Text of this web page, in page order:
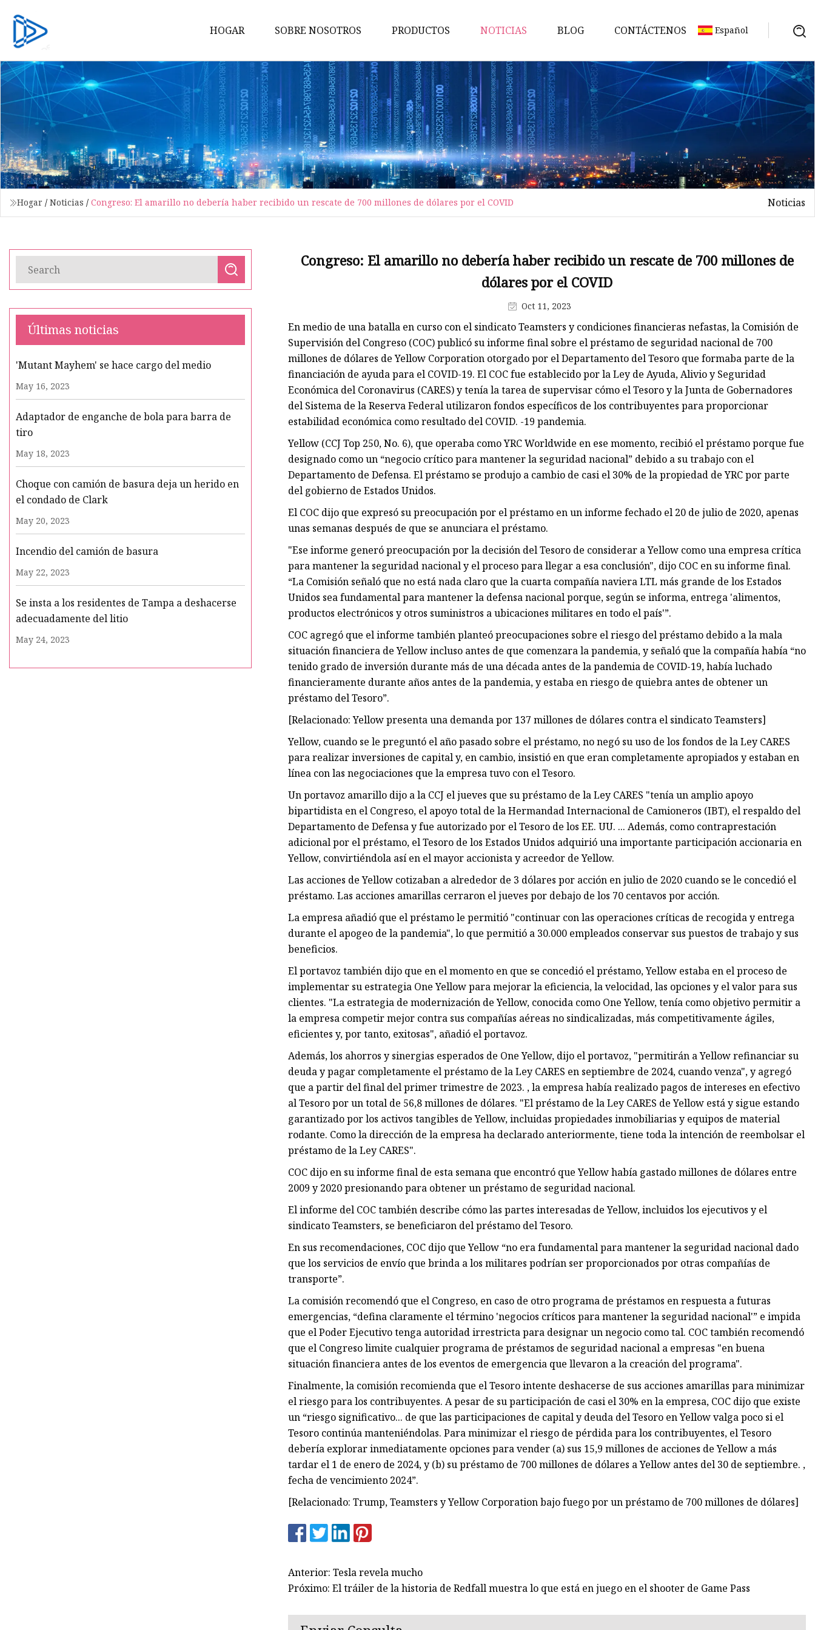
HOGAR SOBRE NOSOTROS PRODUCTOS
Vehículo de saneamiento
Remolque de
camión/semirremolque
Camión de agua
Remolque volcado
Camión barredor
Camión de la basura
Semirremolque de plataforma
Camión de succión de aguas
Semirremolque esqueleto
Semirremolque de plataforma
plana
NOTICIAS BLOG CONTÁCTENOS Español
Hogar / Noticias / Congreso: El amarillo no debería haber recibido un rescate de 700 millones de dólares por el COVID Noticias
Últimas noticias
'Mutant Mayhem' se hace cargo del medio
May 16, 2023
Adaptador de enganche de bola para barra de
tiro
May 18, 2023
Choque con camión de basura deja un herido en
el condado de Clark
May 20, 2023
Incendio del camión de basura
May 22, 2023
Se insta a los residentes de Tampa a deshacerse
adecuadamente del litio
May 24, 2023
Congreso: El amarillo no debería haber recibido un rescate de 700 millones de
dólares por el COVID
Oct 11, 2023
En medio de una batalla en curso con el sindicato Teamsters y condiciones financieras nefastas, la Comisión de
Supervisión del Congreso (COC) publicó su informe final sobre el préstamo de seguridad nacional de 700
millones de dólares de Yellow Corporation otorgado por el Departamento del Tesoro que formaba parte de la
financiación de ayuda para el COVID-19. El COC fue establecido por la Ley de Ayuda, Alivio y Seguridad
Económica del Coronavirus (CARES) y tenía la tarea de supervisar cómo el Tesoro y la Junta de Gobernadores
del Sistema de la Reserva Federal utilizaron fondos específicos de los contribuyentes para proporcionar
estabilidad económica como resultado del COVID. -19 pandemia.
Yellow (CCJ Top 250, No. 6), que operaba como YRC Worldwide en ese momento, recibió el préstamo porque fue
designado como un “negocio crítico para mantener la seguridad nacional” debido a su trabajo con el
Departamento de Defensa. El préstamo se produjo a cambio de casi el 30% de la propiedad de YRC por parte
del gobierno de Estados Unidos.
El COC dijo que expresó su preocupación por el préstamo en un informe fechado el 20 de julio de 2020, apenas
unas semanas después de que se anunciara el préstamo.
"Ese informe generó preocupación por la decisión del Tesoro de considerar a Yellow como una empresa crítica
para mantener la seguridad nacional y el proceso para llegar a esa conclusión", dijo COC en su informe final.
“La Comisión señaló que no está nada claro que la cuarta compañía naviera LTL más grande de los Estados
Unidos sea fundamental para mantener la defensa nacional porque, según se informa, entrega 'alimentos,
productos electrónicos y otros suministros a ubicaciones militares en todo el país'”.
COC agregó que el informe también planteó preocupaciones sobre el riesgo del préstamo debido a la mala
situación financiera de Yellow incluso antes de que comenzara la pandemia, y señaló que la compañía había “no
tenido grado de inversión durante más de una década antes de la pandemia de COVID-19, había luchado
financieramente durante años antes de la pandemia, y estaba en riesgo de quiebra antes de obtener un
préstamo del Tesoro”.
[Relacionado: Yellow presenta una demanda por 137 millones de dólares contra el sindicato Teamsters]
Yellow, cuando se le preguntó el año pasado sobre el préstamo, no negó su uso de los fondos de la Ley CARES
para realizar inversiones de capital y, en cambio, insistió en que eran completamente apropiados y estaban en
línea con las negociaciones que la empresa tuvo con el Tesoro.
Un portavoz amarillo dijo a la CCJ el jueves que su préstamo de la Ley CARES "tenía un amplio apoyo
bipartidista en el Congreso, el apoyo total de la Hermandad Internacional de Camioneros (IBT), el respaldo del
Departamento de Defensa y fue autorizado por el Tesoro de los EE. UU. ... Además, como contraprestación
adicional por el préstamo, el Tesoro de los Estados Unidos adquirió una importante participación accionaria en
Yellow, convirtiéndola así en el mayor accionista y acreedor de Yellow.
Las acciones de Yellow cotizaban a alrededor de 3 dólares por acción en julio de 2020 cuando se le concedió el
préstamo. Las acciones amarillas cerraron el jueves por debajo de los 70 centavos por acción.
La empresa añadió que el préstamo le permitió "continuar con las operaciones críticas de recogida y entrega
durante el apogeo de la pandemia", lo que permitió a 30.000 empleados conservar sus puestos de trabajo y sus
beneficios.
El portavoz también dijo que en el momento en que se concedió el préstamo, Yellow estaba en el proceso de
implementar su estrategia One Yellow para mejorar la eficiencia, la velocidad, las opciones y el valor para sus
clientes. "La estrategia de modernización de Yellow, conocida como One Yellow, tenía como objetivo permitir a
la empresa competir mejor contra sus compañías aéreas no sindicalizadas, más competitivamente ágiles,
eficientes y, por tanto, exitosas", añadió el portavoz.
Además, los ahorros y sinergias esperados de One Yellow, dijo el portavoz, "permitirán a Yellow refinanciar su
deuda y pagar completamente el préstamo de la Ley CARES en septiembre de 2024, cuando venza", y agregó
que a partir del final del primer trimestre de 2023. , la empresa había realizado pagos de intereses en efectivo
al Tesoro por un total de 56,8 millones de dólares. "El préstamo de la Ley CARES de Yellow está y sigue estando
garantizado por los activos tangibles de Yellow, incluidas propiedades inmobiliarias y equipos de material
rodante. Como la dirección de la empresa ha declarado anteriormente, tiene toda la intención de reembolsar el
préstamo de la Ley CARES".
COC dijo en su informe final de esta semana que encontró que Yellow había gastado millones de dólares entre
2009 y 2020 presionando para obtener un préstamo de seguridad nacional.
El informe del COC también describe cómo las partes interesadas de Yellow, incluidos los ejecutivos y el
sindicato Teamsters, se beneficiaron del préstamo del Tesoro.
En sus recomendaciones, COC dijo que Yellow “no era fundamental para mantener la seguridad nacional dado
que los servicios de envío que brinda a los militares podrían ser proporcionados por otras compañías de
transporte”.
La comisión recomendó que el Congreso, en caso de otro programa de préstamos en respuesta a futuras
emergencias, “defina claramente el término 'negocios críticos para mantener la seguridad nacional'” e impida
que el Poder Ejecutivo tenga autoridad irrestricta para designar un negocio como tal. COC también recomendó
que el Congreso limite cualquier programa de préstamos de seguridad nacional a empresas "en buena
situación financiera antes de los eventos de emergencia que llevaron a la creación del programa".
Finalmente, la comisión recomienda que el Tesoro intente deshacerse de sus acciones amarillas para minimizar
el riesgo para los contribuyentes. A pesar de su participación de casi el 30% en la empresa, COC dijo que existe
un “riesgo significativo... de que las participaciones de capital y deuda del Tesoro en Yellow valga poco si el
Tesoro continúa manteniéndolas. Para minimizar el riesgo de pérdida para los contribuyentes, el Tesoro
debería explorar inmediatamente opciones para vender (a) sus 15,9 millones de acciones de Yellow a más
tardar el 1 de enero de 2024, y (b) su préstamo de 700 millones de dólares a Yellow antes del 30 de septiembre. ,
fecha de vencimiento 2024”.
[Relacionado: Trump, Teamsters y Yellow Corporation bajo fuego por un préstamo de 700 millones de dólares]
Anterior: Tesla revela mucho
Próximo: El tráiler de la historia de Redfall muestra lo que está en juego en el shooter de Game Pass